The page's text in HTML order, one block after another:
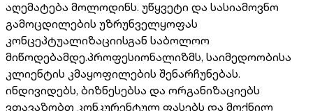
აღემატება მოლოდინს. უწყვეტი და სასიამოვნო
გამოცდილების უზრუნველყოფას
კონცეპტუალიზაციისგან საბოლოო
მიწოდებამდე.პროფესიონალიზმს, საიმედოობისა
კლიენტის კმაყოფილების შენარჩუნებას.
ინდივიდებს, ბიზნესებსა და ორგანიზაციებს
ვთავაზობთ კონკურენტულ ფასებს და მოქნილ